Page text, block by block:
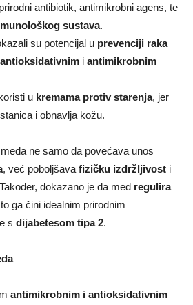
antibiotik, antimikrobni agens, te
sustava.
su potencijal u prevenciji raka
antioksidativnim i antimikrobnim
u kremama protiv starenja, jer
i obnavlja kožu.
ne samo da povećava unos
, već poboljšava fizičku izdržljivost i
dokazano je da med regulira
ga čini idealnim prirodnim
s dijabetesom tipa 2.
antimikrobnim i antioksidativnim